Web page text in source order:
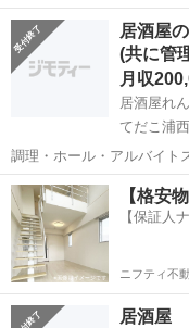
どを販売‼︎ 難しい調理など
り付け、仕込み、オーダ
機が必要になるので重い荷
沖縄 飲食
居酒屋
(共に管
月収
居酒屋れ
てだこ浦
調理・ホール・アルバイト
食材管理などが主な仕事で
既存店舗で業務を学んでください。 職種】週休2日休
社員/月収20万円〜/...
沖縄 沖縄市 てだ
【格安
【保証人
ニフティ不
居酒屋